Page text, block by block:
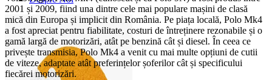
2001 și 2009, fiind una dintre cele mai populare mașini de clasă
mică din Europa și implicit din România. Pe piața locală, Polo Mk4
a fost apreciat pentru fiabilitate, costuri de întreținere rezonabile și o
gamă largă de motorizări, atât pe benzină cât și diesel. În ceea ce
privește transmisia, Polo Mk4 a venit cu mai multe opțiuni de cutii
de viteze, adaptate atât preferințelor șoferilor cât și specificului
fiecărei motorizări.